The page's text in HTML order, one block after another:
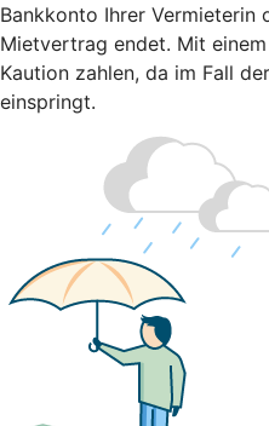
Bankkonto Ihrer Vermieterin
Mietvertrag endet. Mit
Kaution zahlen, da im Fall
einspringt.